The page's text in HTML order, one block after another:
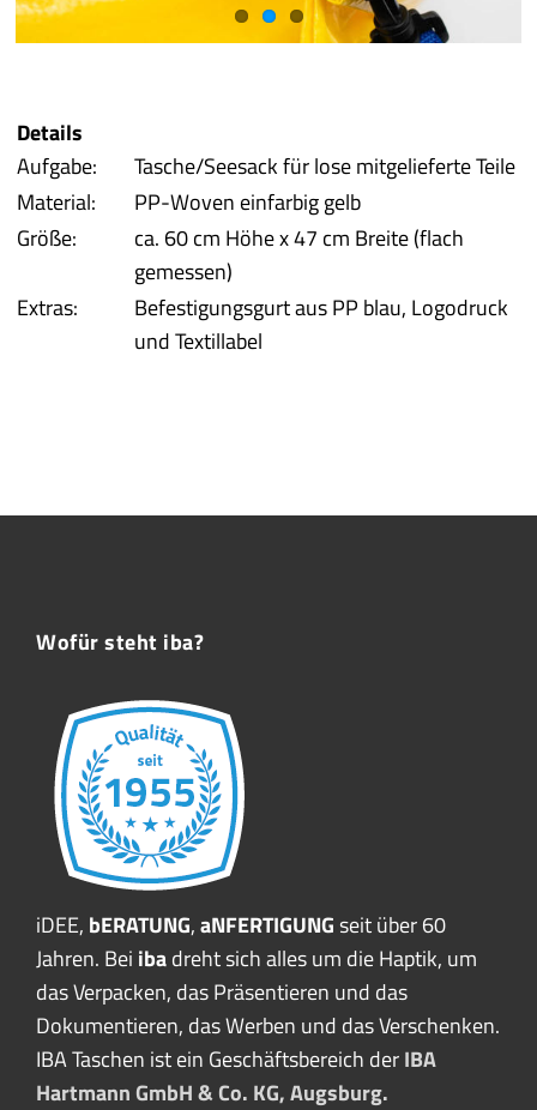
Best of P.
Qualität/Umwelt
Service
mehr
Details
Aufgabe:
Tasche/Seesack für lose mitgelieferte Teile
Material:
PP-Woven einfarbig gelb
Größe:
ca. 60 cm Höhe x 47 cm Breite (flach
gemessen)
Extras:
Befestigungsgurt aus PP blau, Logodruck
und Textillabel
Wofür steht iba?
iDEE, bERATUNG,aNFERTIGUNGseit über 60
Jahren. Bei ibadreht sich alles um die Haptik, um
das Verpacken, das Präsentieren und das
Dokumentieren, das Werben und das Verschenken.
IBA Taschen ist ein Geschäftsbereich derIBA
Hartmann GmbH & Co. KG, Augsburg.